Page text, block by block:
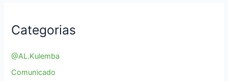
Categorias
@AL.Kulemba
Comunicado